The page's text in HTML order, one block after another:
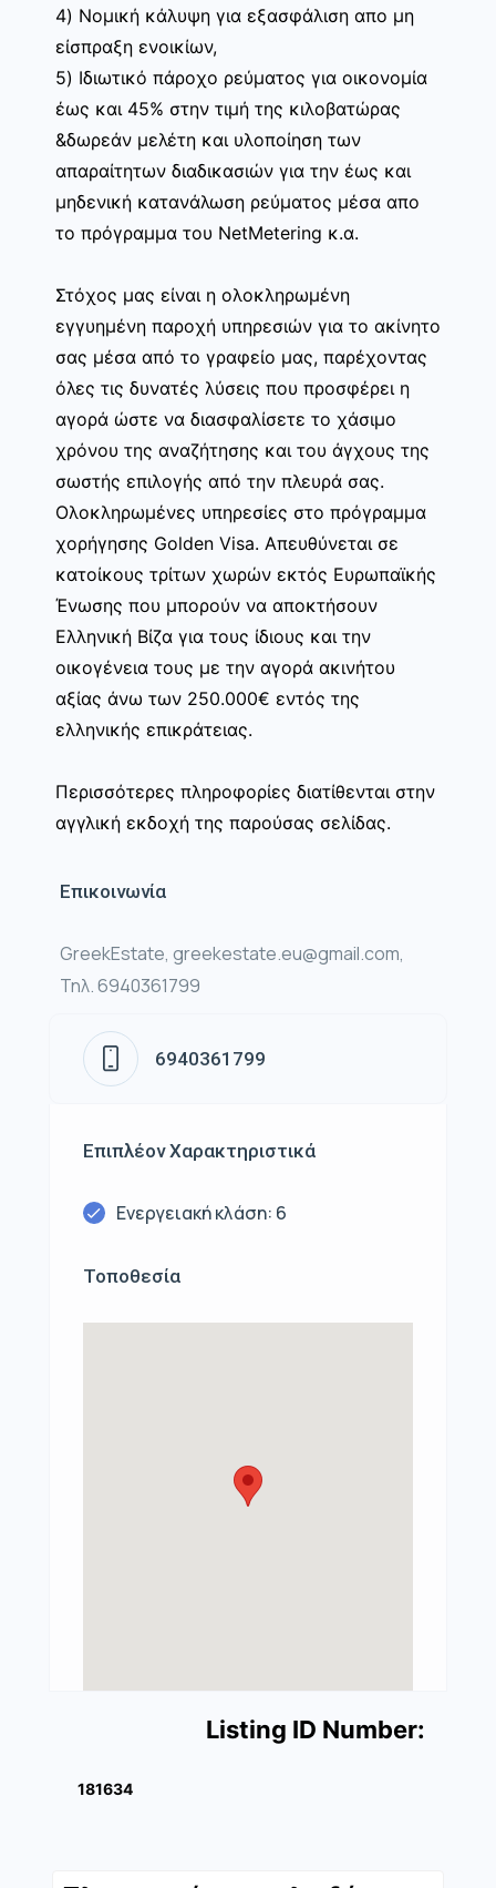
4) Νομική κάλυψη για εξασφάλιση απο μη
είσπραξη ενοικίων,
5) Ιδιωτικό πάροχο ρεύματος για οικονομία
έως και 45% στην τιμή της κιλοβατώρας
&δωρεάν μελέτη και υλοποίηση των
απαραίτητων διαδικασιών για την έως και
μηδενική κατανάλωση ρεύματος μέσα απο
το πρόγραμμα του NetMetering κ.α.
Στόχος μας είναι η ολοκληρωμένη
εγγυημένη παροχή υπηρεσιών για το ακίνητο
σας μέσα από το γραφείο μας, παρέχοντας
όλες τις δυνατές λύσεις που προσφέρει η
αγορά ώστε να διασφαλίσετε το χάσιμο
χρόνου της αναζήτησης και του άγχους της
σωστής επιλογής από την πλευρά σας.
Ολοκληρωμένες υπηρεσίες στο πρόγραμμα
χορήγησης Golden Visa. Απευθύνεται σε
κατοίκους τρίτων χωρών εκτός Ευρωπαϊκής
Ένωσης που μπορούν να αποκτήσουν
Ελληνική Βίζα για τους ίδιους και την
οικογένεια τους με την αγορά ακινήτου
αξίας άνω των 250.000€ εντός της
ελληνικής επικράτειας.
Περισσότερες πληροφορίες διατίθενται στην
αγγλική εκδοχή της παρούσας σελίδας.
Επικοινωνία
GreekEstate, greekestate.eu@gmail.com,
Τηλ. 6940361799
6940361799
Επιπλέον Χαρακτηριστικά
Ενεργειακή κλάση: 6
Τοποθεσία
Listing ID Number:
181634